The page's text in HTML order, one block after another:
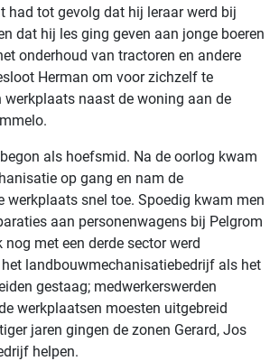
had tot gevolg dat hij leraar werd bij
dat hij les ging geven aan jonge boeren
onderhoud van tractoren en andere
Herman om voor zichzelf te
werkplaats naast de woning aan de
als hoefsmid. Na de oorlog kwam
op gang en nam de
werkplaats snel toe. Spoedig kwam men
aan personenwagens bij Pelgrom
met een derde sector werd
landbouwmechanisatiebedrijf als het
gestaag; medwerkerswerden
werkplaatsen moesten uitgebreid
jaren gingen de zonen Gerard, Jos
helpen.